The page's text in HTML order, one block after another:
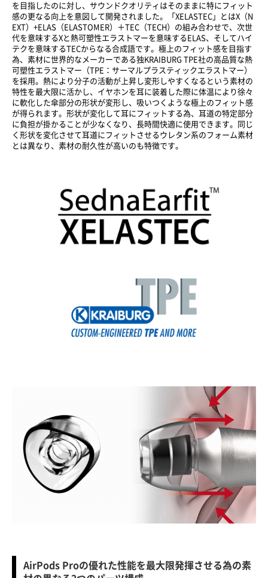
を目指したのに対し、サウンドクオリティはそのままに特にフィット
感の更なる向上を意図して開発されました。「XELASTEC」とはX（N
EXT）+ELAS（ELASTOMER）＋TEC（TECH）の組み合わせで、次世
代を意味するXと熱可塑性エラストマーを意味するELAS、そしてハイ
テクを意味するTECからなる合成語です。極上のフィット感を目指す
為、素材に世界的なメーカーである独KRAIBURG TPE社の高品質な熱
可塑性エラストマー（TPE：サーマルプラスティックエラストマー）
を採用。熱により分子の活動が上昇し変形しやすくなるという素材の
特性を最大限に活かし、イヤホンを耳に装着した際に体温により徐々
に軟化した傘部分の形状が変形し、吸いつくような極上のフィット感
が得られます。形状が変化して耳にフィットする為、耳道の特定部分
に負担が掛かることが少なくなり、長時間快適に使用できます。同じ
く形状を変化させて耳道にフィットさせるウレタン系のフォーム素材
とは異なり、素材の耐久性が高いのも特徴です。
AirPods Proの優れた性能を最大限発揮させる為の素